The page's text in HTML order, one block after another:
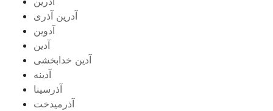
آدرین آذری
آدوین
آدین
آدین خدابخشی
آدینه
آذرسینا
آذرمیدخت